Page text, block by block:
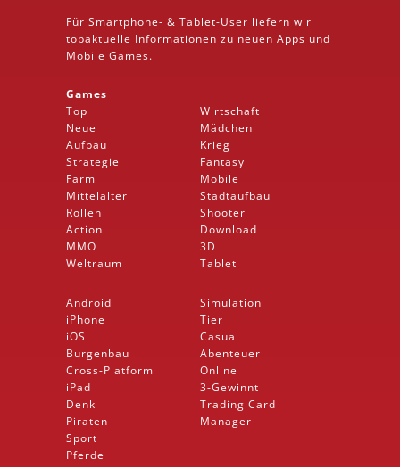
Für Smartphone- & Tablet-User liefern wir
topaktuelle Informationen zu neuen Apps und
Mobile Games.
Games
Top
Neue
Aufbau
Strategie
Farm
Mittelalter
Rollen
Action
MMO
Weltraum
Wirtschaft
Mädchen
Krieg
Fantasy
Mobile
Stadtaufbau
Shooter
Download
3D
Tablet
Android
iPhone
iOS
Burgenbau
Cross-Platform
iPad
Denk
Piraten
Sport
Pferde
Simulation
Tier
Casual
Abenteuer
Online
3-Gewinnt
Trading Card
Manager